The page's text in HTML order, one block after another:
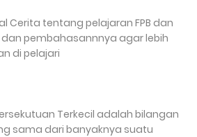
Cerita tentang pelajaran FPB dan
dan pembahasannnya agar lebih
di pelajari
Terkecil adalah bilangan
sama dari banyaknya suatu